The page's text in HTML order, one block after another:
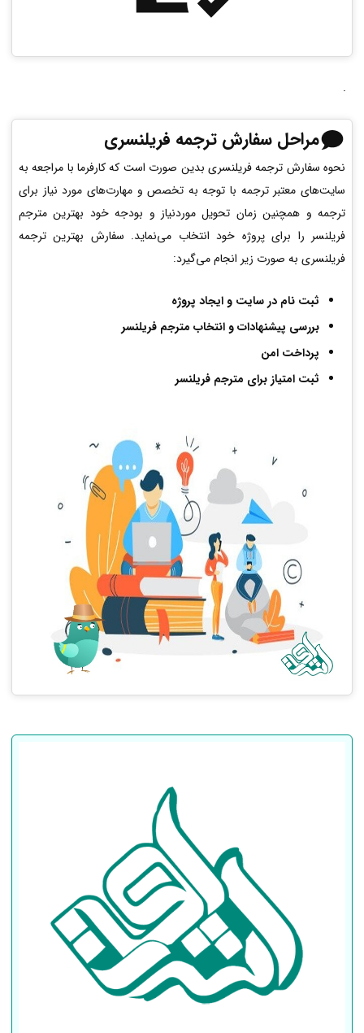
.
مراحل سفارش ترجمه فریلنسری
نحوه سفارش ترجمه فریلنسری بدین‌ صورت است که کارفرما با مراجعه به
سایت‌های معتبر ترجمه با توجه به تخصص و مهارت‌های مورد نیاز برای
ترجمه و همچنین زمان تحویل موردنیاز و بودجه خود بهترین مترجم
فریلنسر را برای پروژه خود انتخاب می‌نماید. سفارش بهترین ترجمه
فریلنسری به‌ صورت زیر انجام می‌گیرد:
ثبت نام در سایت و ایجاد پروژه
بررسی پیشنهادات و انتخاب مترجم فریلنسر
پرداخت امن
ثبت امتیاز برای مترجم فریلنسر